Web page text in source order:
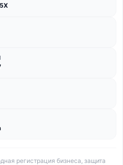
регистрация бизнеса, защита